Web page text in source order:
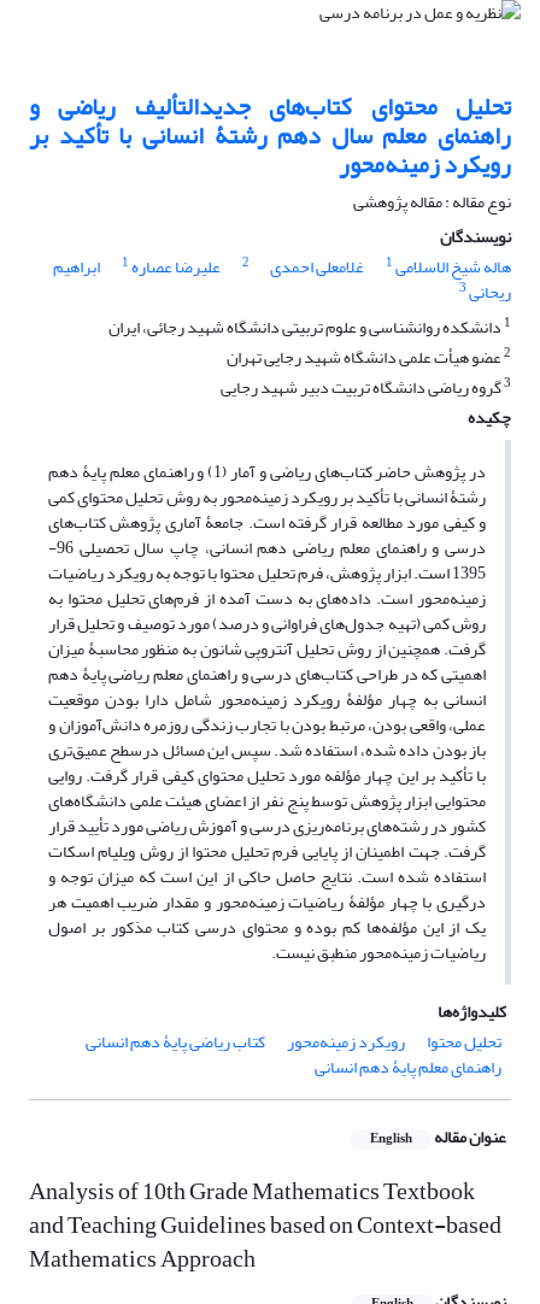
تحلیل محتوای کتاب‌های جدیدالتألیف ریاضی و
راهنمای معلم سال دهم رشتۀ انسانی با تأکید بر
رویکرد زمینه‌محور
نوع مقاله : مقاله پژوهشی
نویسندگان
هاله شیخ الاسلامی1 غلامعلی احمدی 2 علیرضا عصاره1 ابراهیم
ریحانی3
1 دانشکده روانشناسی و علوم تربیتی دانشگاه شهید رجائی، ایران
2عضو هیأت علمی دانشگاه شهید رجایی تهران
3گروه ریاضی دانشگاه تربیت دبیر شهید رجایی
چکیده
در پژوهش حاضر کتاب‌های ریاضی و آمار (1) و راهنمای معلم پایۀ دهم
رشتۀ انسانی با تأکید بر رویکرد زمینه‌محور به روش تحلیل محتوای کمی
و کیفی مورد مطالعه قرار گرفته است. جامعۀ آماری پژوهش کتاب‌های
درسی و راهنمای معلم ریاضی دهم انسانی، چاپ سال تحصیلی 96-
1395 است. ابزار پژوهش، فرم تحلیل محتوا با توجه به رویکرد ریاضیات
زمینه‌محور است. داده‌های به دست آمده از فرم‌های تحلیل محتوا به
روش کمی (تهیه جدول‌های فراوانی و درصد) مورد توصیف و تحلیل قرار
گرفت. همچنین از روش تحلیل آنتروپی شانون به منظور محاسبۀ میزان
اهمیتی که در طراحی کتاب‌های درسی و راهنمای معلم ریاضی پایۀ دهم
انسانی به چهار مؤلفۀ رویکرد زمینه‌محور شامل دارا بودن موقعیت
عملی، واقعی بودن، مرتبط بودن با تجارب زندگی روزمره دانش‌آموزان و
باز بودن داده شده، استفاده شد. سپس این مسائل درسطح عمیق‌تری
با تأکید بر این چهار مؤلفه مورد تحلیل محتوای کیفی قرار گرفت. روایی
محتوایی ابزار پژوهش توسط پنج نفر از اعضای هیئت علمی دانشگاه‌های
کشور در رشته‌های برنامه‌ریزی درسی و آموزش ریاضی مورد تأیید قرار
گرفت. جهت اطمینان از پایایی فرم تحلیل محتوا از روش ویلیام اسکات
استفاده شده است. نتایج حاصل حاکی از این است که میزان توجه و
درگیری با چهار مؤلفۀ ریاضیات زمینه‌محور و مقدار ضریب اهمیت هر
یک از این مؤلفه‌ها کم بوده و محتوای درسی کتاب مذکور بر اصول
ریاضیات زمینه‌محور منطبق نیست.
کلیدواژه‌ها
تحلیل محتوا
رویکرد زمینه‌محور کتاب ریاضی پایۀ دهم انسانی
راهنمای معلم پایۀ دهم انسانی
عنوان مقاله English
Analysis of 10th Grade Mathematics Textbook
and Teaching Guidelines based on Context-based
Mathematics Approach